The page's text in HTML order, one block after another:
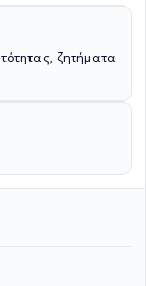
ζητήματα